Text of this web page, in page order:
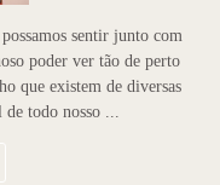
sentir junto com
poder ver tão de perto
que existem de diversas
todo nosso ...